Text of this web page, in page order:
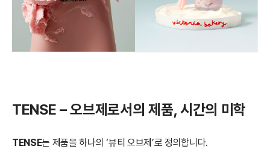
TENSE – 오브제로서의 제품, 시간의 미학
TENSE는 제품을 하나의 ‘뷰티 오브제’로 정의합니다.